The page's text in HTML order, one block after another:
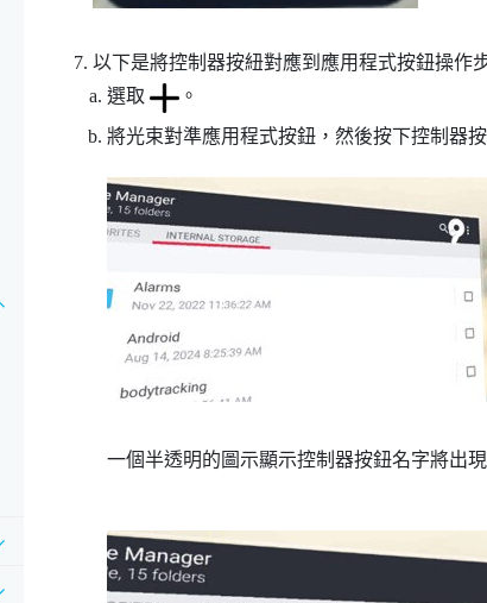
以下是將控制器按紐對應到應用程式按鈕操作
選取
。
將光束對準應用程式按鈕，然後按下控制器
一個半透明的圖示顯示控制器按鈕名字將出